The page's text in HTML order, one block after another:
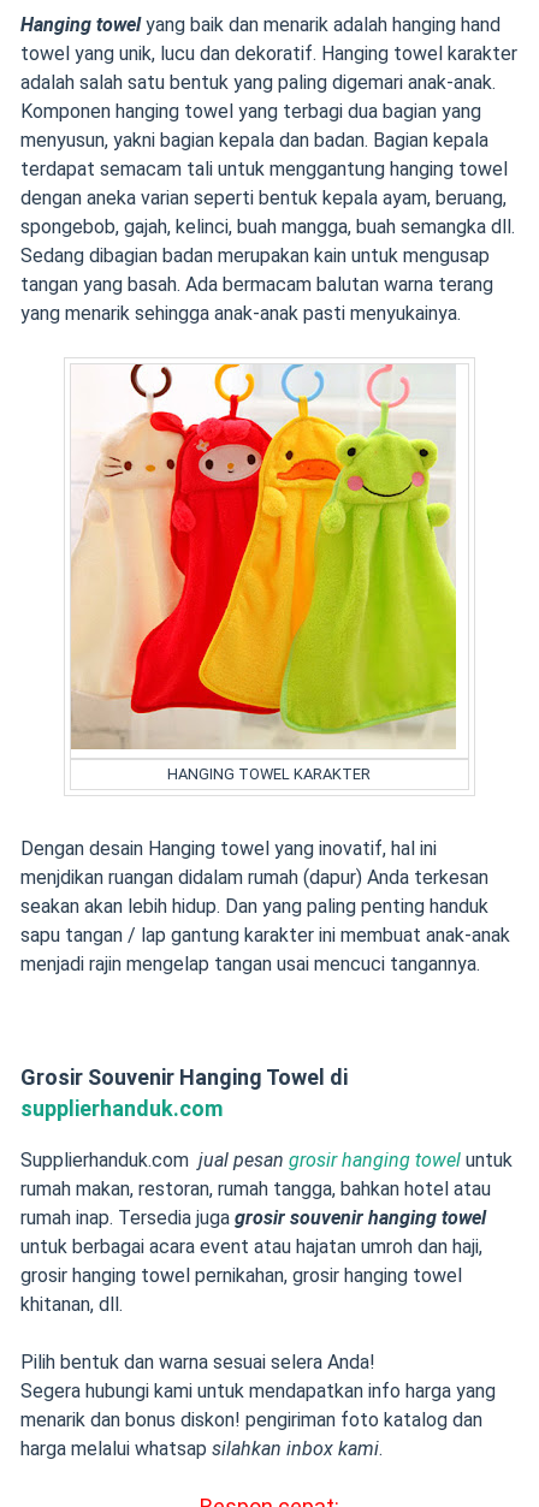
Hanging towelyang baik dan menarik adalah hanging hand
towel yang unik, lucu dan dekoratif. Hanging towel karakter
adalah salah satu bentuk yang paling digemari anak-anak.
Komponen hanging towel yang terbagi dua bagian yang
menyusun, yakni bagian kepala dan badan. Bagian kepala
terdapat semacam tali untuk menggantung hanging towel
dengan aneka varian seperti bentuk kepala ayam, beruang,
spongebob, gajah, kelinci, buah mangga, buah semangka dll.
Sedang dibagian badan merupakan kain untuk mengusap
tangan yang basah. Ada bermacam balutan warna terang
yang menarik sehingga anak-anak pasti menyukainya.
HANGING TOWEL KARAKTER
Dengan desain Hanging towel yang inovatif, hal ini
menjdikan ruangan didalam rumah (dapur) Anda terkesan
seakan akan lebih hidup. Dan yang paling penting handuk
sapu tangan / lap gantung karakter ini membuat anak-anak
menjadi rajin mengelap tangan usai mencuci tangannya.
Grosir Souvenir Hanging Towel di
supplierhanduk.com
Supplierhanduk.com jual pesan grosir hanging toweluntuk
rumah makan, restoran, rumah tangga, bahkan hotel atau
rumah inap. Tersedia juga grosir souvenir hanging towel
untuk berbagai acara event atau hajatan umroh dan haji,
grosir hanging towel pernikahan, grosir hanging towel
khitanan, dll.
Pilih bentuk dan warna sesuai selera Anda!
Segera hubungi kami untuk mendapatkan info harga yang
menarik dan bonus diskon! pengiriman foto katalog dan
harga melalui whatsap silahkan inbox kami.